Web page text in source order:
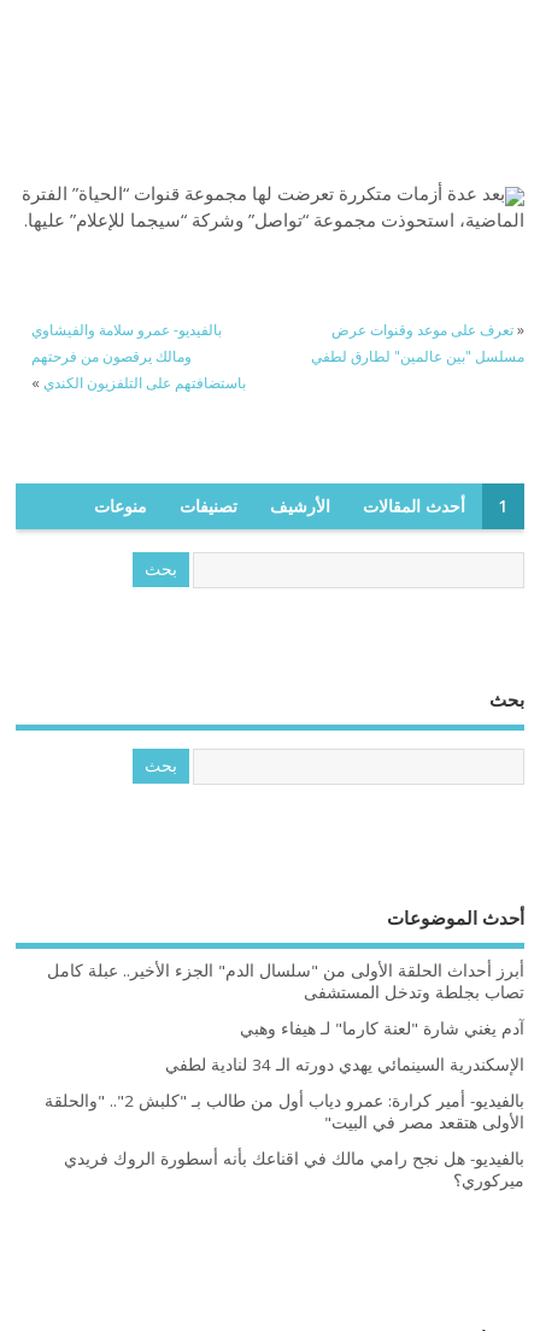
بعد عدة أزمات متكررة تعرضت لها مجموعة قنوات “الحياة” الفترة
الماضية، استحوذت مجموعة “تواصل” وشركة “سيجما للإعلام” عليها.
«تعرف على موعد وقنوات عرض
مسلسل "بين عالمين" لطارق لطفي
بالفيديو- عمرو سلامة والفيشاوي
ومالك يرقصون من فرحتهم
باستضافتهم على التلفزيون الكندي»
1 أحدث المقالات الأرشيف تصنيفات منوعات
بحث
أحدث الموضوعات
أبرز أحداث الحلقة الأولى من "سلسال الدم" الجزء الأخير.. عبلة كامل
تصاب بجلطة وتدخل المستشفى
آدم يغني شارة "لعنة كارما" لـ هيفاء وهبي
الإسكندرية السينمائي يهدي دورته الـ 34 لنادية لطفي
بالفيديو- أمير كرارة: عمرو دياب أول من طالب بـ "كلبش 2".. "والحلقة
الأولى هتقعد مصر في البيت"
بالفيديو- هل نجح رامي مالك في اقناعك بأنه أسطورة الروك فريدي
ميركوري؟